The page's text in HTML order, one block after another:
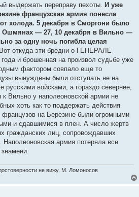
выдержать переправу пехоты.
И уже
французская армия понесла
холода. 5 декабря в Сморгони было
Ошмянах — 27, 10 декабря в Вильно —
за одну ночь погибла целая
Вот откуда эти бредни о ГЕНЕРАЛЕ
и брошенная на произвол судьбе уже
фактором совпало еще то
вынуждены были отступать не на
русскими войсками, а гораздо севернее,
к Вильно у наполеоновской армии не
хоть как то поддержать действия
на Березине были огромными
и сдавшимися в плен. А число жертв
гражданских лиц, сопровождавших
армия потеряла все
не вижу. М. Ломоносов